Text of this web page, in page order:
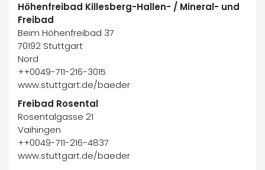
Höhenfreibad Killesberg-Hallen- / Mineral- und
Freibad
Beim Höhenfreibad 37
70192 Stuttgart
Nord
++0049-711-216-3015
www.stuttgart.de/baeder
Freibad Rosental
Rosentalgasse 21
Vaihingen
++0049-711-216-4837
www.stuttgart.de/baeder